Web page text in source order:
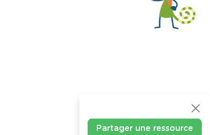
Partager une ressource